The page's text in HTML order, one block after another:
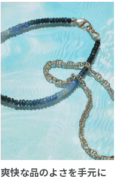
爽快な品のよさを手元に